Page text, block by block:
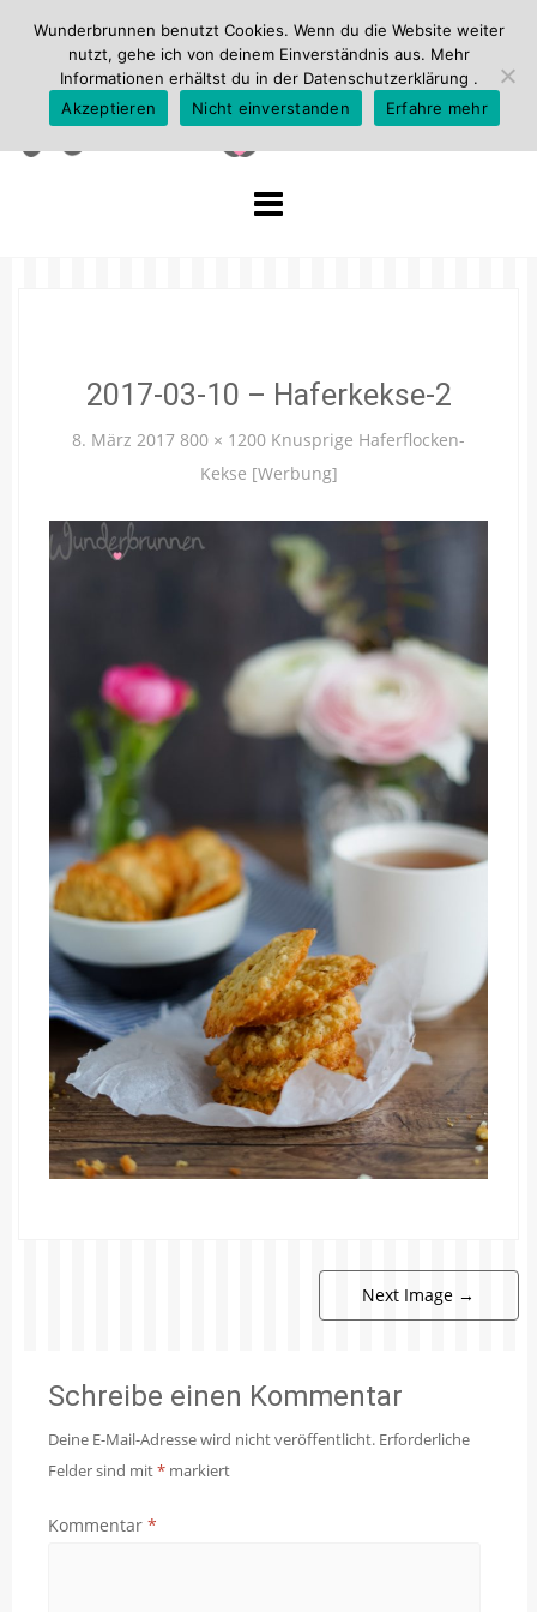
2017-03-10 – Haferkekse-2
8. März 2017 800 × 1200 Knusprige Haferflocken-
Kekse [Werbung]
Next Image →
Schreibe einen Kommentar
Deine E-Mail-Adresse wird nicht veröffentlicht. Erforderliche
Felder sind mit* markiert
Kommentar *
Wunderbrunnen benutzt Cookies. Wenn du die Website weiter
nutzt, gehe ich von deinem Einverständnis aus. Mehr
Informationen erhältst du in der Datenschutzerklärung .
Akzeptieren
Nicht einverstanden Erfahre mehr